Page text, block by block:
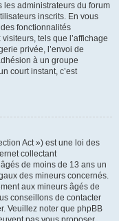
les administrateurs du forum
inscrits. En vous
fonctionnalités
tels que l’affichage
privée, l’envoi de
à un groupe
court instant, c’est
Act ») est une loi des
collectant
de moins de 13 ans un
des mineurs concernés.
aux mineurs âgés de
conseillons de contacter
Veuillez noter que phpBB